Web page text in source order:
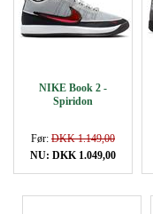
NIKE Book 2 -
Spiridon
Før: DKK 1.149,00
NU: DKK 1.049,00